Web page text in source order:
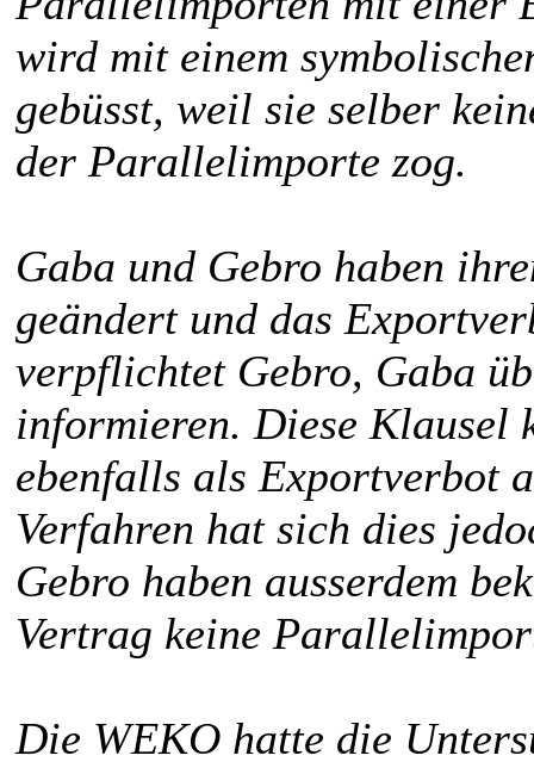
wird mit einem
gebüsst, weil sie selber
der Parallelimporte zog.
Gaba und Gebro haben
geändert und das
verpflichtet Gebro, Gaba
informieren. Diese Klausel
ebenfalls als Exportverbot
Verfahren hat sich dies
Gebro haben ausserdem
Vertrag keine
Die WEKO hatte die